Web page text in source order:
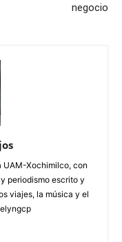
negocio
UAM-Xochimilco, con
periodismo escrito y
viajes, la música y el